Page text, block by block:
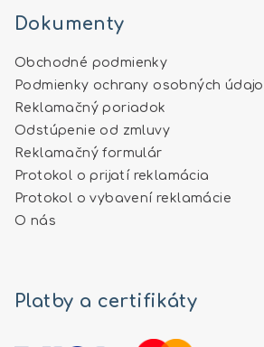
Dokumenty
Obchodné podmienky
Podmienky ochrany osobných
Reklamačný poriadok
Odstúpenie od zmluvy
Reklamačný formulár
Protokol o prijatí reklamácia
Protokol o vybavení reklamácie
O nás
Platby a certifikáty